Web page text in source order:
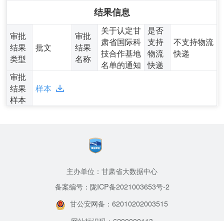
结果信息
审批
结果
类型
批文
审批
结果
名称
关于认定甘
肃省国际科
技合作基地
名单的通知
是否
支持
物流
快递
不支持物流
快递
审批
结果
样本
样本
主办单位：甘肃省大数据中心
备案编号：陇ICP备2021003653号-2
甘公安网备：62010202003515